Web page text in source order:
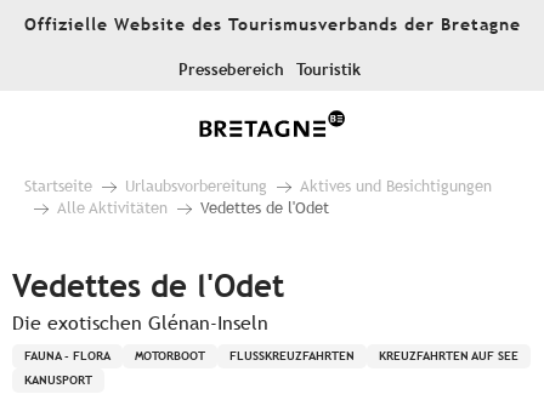
AllerOffizielle Website des Tourismusverbands der Bretagne
Pressebereich Touristik
Startseite Urlaubsvorbereitung
Aktives und Besichtigungen
Alle Aktivitäten
Vedettes de l'Odet
Vedettes de l'Odet
Die exotischen Glénan-Inseln
FAUNA - FLORA MOTORBOOT FLUSSKREUZFAHRTEN
KREUZFAHRTEN AUF SEE
KANUSPORT